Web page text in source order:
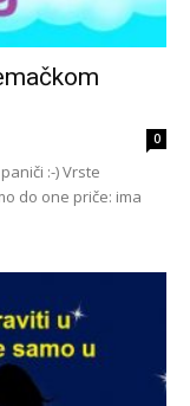
0
:-) Vrste
do one priče: ima